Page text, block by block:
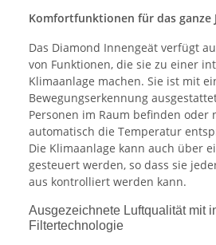
Komfortfunktionen für das ganze
Das Diamond Innengeät verfügt
von Funktionen, die sie zu einer
Klimaanlage machen. Sie ist mit
Bewegungserkennung
Personen im Raum befinden oder
automatisch die Temperatur
Die Klimaanlage kann auch über
gesteuert werden, so dass sie
aus kontrolliert werden kann.
Ausgezeichnete Luftqualität mit
Filtertechnologie